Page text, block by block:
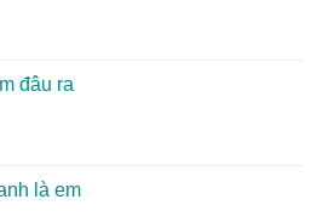
đâu ra
là em